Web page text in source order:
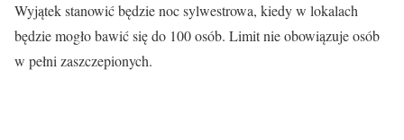
Wyjątek stanowić będzie noc sylwestrowa, kiedy w lokalach
będzie mogło bawić się do 100 osób. Limit nie obowiązuje osób
w pełni zaszczepionych.